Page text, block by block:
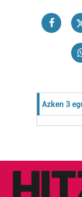
Azken 3